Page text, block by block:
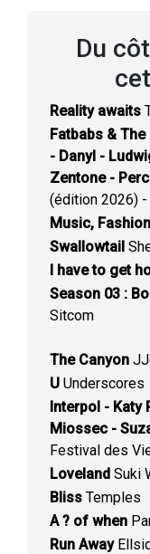
Du
Reality awaits
Fatbabs &
- Danyl -
Zentone -
(édition 2026)
Music,
Swallowtail
I have to get
Season 03 :
Sitcom
The Canyon
U Underscores
Interpol - Katy
Miossec -
Festival des
Loveland Suki
Bliss Temples
A ? of when
Run Away